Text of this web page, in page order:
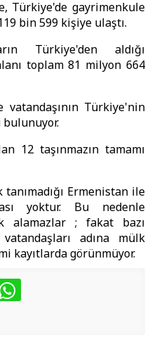
Türkiye'de gayrimenkule
bin 599 kişiye ulaştı.
Türkiye'den aldığı
toplam 81 milyon 664
Türkiye'nin
12 taşınmazın tamamı
Ermenistan ile
yoktur. Bu nedenle
alamazlar ; fakat bazı
adına mülk
kayıtlarda görünmüyor.